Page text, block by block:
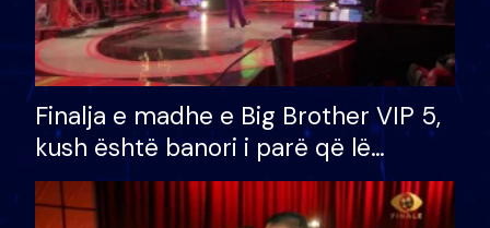
Finalja e madhe e Big Brother VIP 5,
kush është banori i parë që lë
shtëpinë dhe humb mundësinë për
të fituar çmimin e madh